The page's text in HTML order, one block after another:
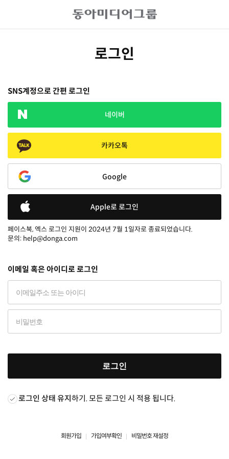
로그인
SNS계정으로 간편 로그인
네이버
카카오톡
Google
Apple로 로그인
페이스북, 엑스 로그인 지원이 2024년 7월 1일자로 종료되었습니다.
문의: help@donga.com
이메일 혹은 아이디로 로그인
로그인
로그인 상태 유지하기. 모든 로그인 시 적용 됩니다.
회원가입 가입여부확인 비밀번호 재설정